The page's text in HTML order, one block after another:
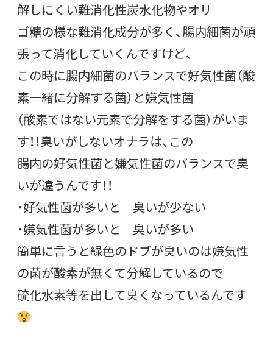
解しにくい難消化性炭水化物やオリ
ゴ糖の様な難消化成分が多く、腸内細菌が頑
張って消化していくんですけど、
この時に腸内細菌のバランスで好気性菌（酸
素一緒に分解する菌）と嫌気性菌
（酸素ではない元素で分解をする菌）がいま
す！！臭いがしないオナラは、この
腸内の好気性菌と嫌気性菌のバランスで臭
いが違うんです！！
・好気性菌が多いと 臭いが少ない
・嫌気性菌が多いと 臭いが多い
簡単に言うと緑色のドブが臭いのは嫌気性
の菌が酸素が無くて分解しているので
硫化水素等を出して臭くなっているんです